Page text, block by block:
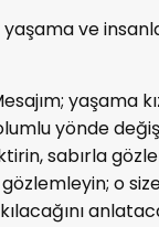
ve
yaşama
yönde
sabırla
o